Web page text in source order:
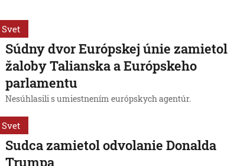
Svet
Súdny dvor Európskej únie zamietol
žaloby Talianska a Európskeho
parlamentu
Nesúhlasili s umiestnením európskych agentúr.
Svet
Sudca zamietol odvolanie Donalda
Trumpa